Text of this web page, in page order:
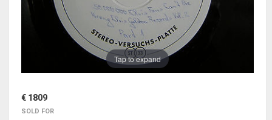
Tap to expand
€ 1809
SOLD FOR